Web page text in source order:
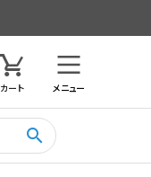
カート メニュー
search